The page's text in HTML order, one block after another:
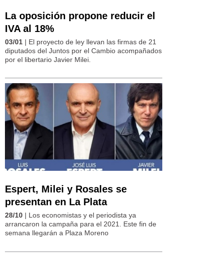
La oposición propone reducir el
IVA al 18%
03/01 | El proyecto de ley llevan las firmas de 21
diputados del Juntos por el Cambio acompañados
por el libertario Javier Milei.
Espert, Milei y Rosales se
presentan en La Plata
28/10 | Los economistas y el periodista ya
arrancaron la campaña para el 2021. Este fin de
semana llegarán a Plaza Moreno